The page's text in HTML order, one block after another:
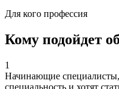
Для кого профессия
Кому подойдет
1
Начинающие
специальность и хотят